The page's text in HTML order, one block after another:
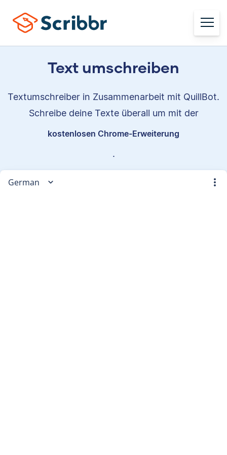
Text umschreiben
Textumschreiber in Zusammenarbeit mit QuillBot.
Schreibe deine Texte überall um mit der
kostenlosen Chrome-Erweiterung
.